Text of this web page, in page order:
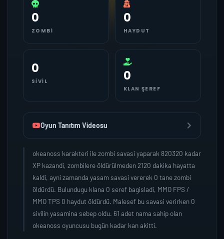
0
ZOMBI
0
HAYDUT
0
SIVIL 0
KLAN ŞEREF
Oyun Tanıtım Videosu
okeanoss karakteri ile zombi savasi yaparak 820320 kadar
XP kazandi, zombilere öldürülmeden 2120 dakika hayatta
kaldi, ayni zamanda yasam savasi vererek 0 tane zombi
öldürdü. Bulundugu klana 0 seref bagisladi, MMO FPS /
MMO TPS 0 haydut öldürdü. Malesef bu savasi verirken 0
sivilin yasamina sebep oldu. 61 adet nama sahip olan
okeanoss oyuncusu bugün kadar kan akitti.